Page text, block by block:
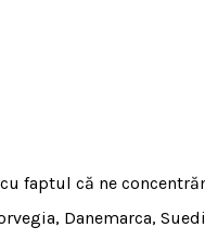
faptul că ne
Danemarca,